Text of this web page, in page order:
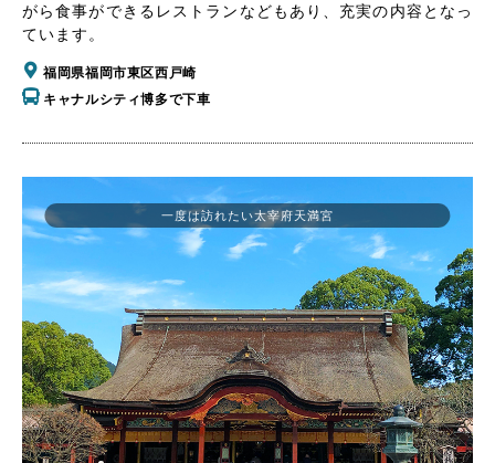
がら食事ができるレストランなどもあり、充実の内容となっ
ています。
福岡県福岡市東区西戸崎
キャナルシティ博多で下車
一度は訪れたい太宰府天満宮